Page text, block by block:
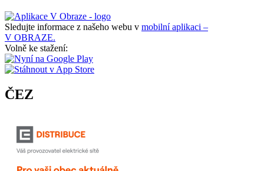
Sledujte informace z našeho webu v mobilní aplikaci –
V OBRAZE.
Volně ke stažení:
ČEZ